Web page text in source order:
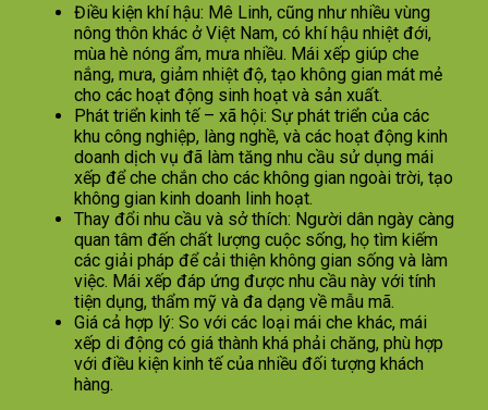
Điều kiện khí hậu: Mê Linh, cũng như nhiều vùng
nông thôn khác ở Việt Nam, có khí hậu nhiệt đới,
mùa hè nóng ẩm, mưa nhiều. Mái xếp giúp che
nắng, mưa, giảm nhiệt độ, tạo không gian mát mẻ
cho các hoạt động sinh hoạt và sản xuất.
Phát triển kinh tế – xã hội: Sự phát triển của các
khu công nghiệp, làng nghề, và các hoạt động kinh
doanh dịch vụ đã làm tăng nhu cầu sử dụng mái
xếp để che chắn cho các không gian ngoài trời, tạo
không gian kinh doanh linh hoạt.
Thay đổi nhu cầu và sở thích: Người dân ngày càng
quan tâm đến chất lượng cuộc sống, họ tìm kiếm
các giải pháp để cải thiện không gian sống và làm
việc. Mái xếp đáp ứng được nhu cầu này với tính
tiện dụng, thẩm mỹ và đa dạng về mẫu mã.
Giá cả hợp lý: So với các loại mái che khác, mái
xếp di động có giá thành khá phải chăng, phù hợp
với điều kiện kinh tế của nhiều đối tượng khách
hàng.